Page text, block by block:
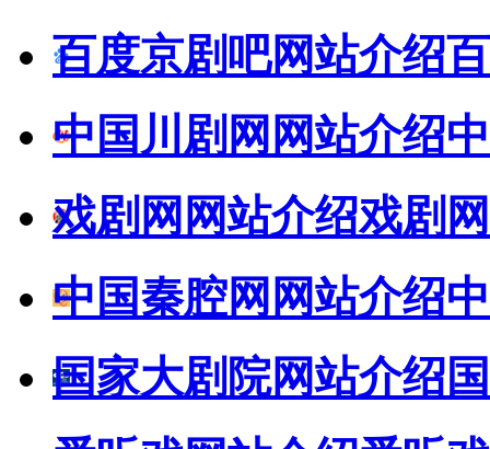
百度京剧吧网站介绍
中国川剧网网站介绍
戏剧网网站介绍戏剧网
中国秦腔网网站介绍
国家大剧院网站介绍